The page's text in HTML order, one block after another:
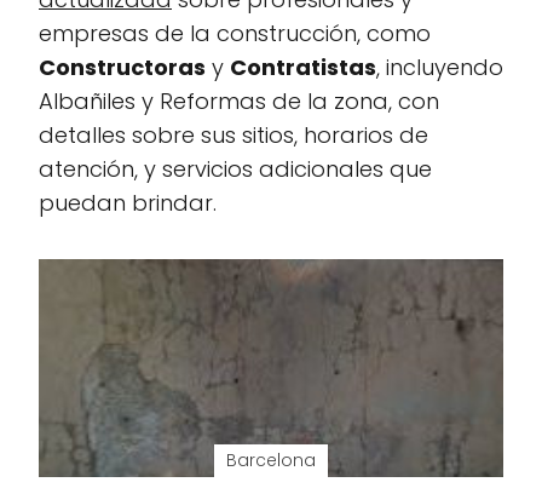
empresas de la construcción, como
Constructoras y Contratistas, incluyendo
Albañiles y Reformas de la zona, con
detalles sobre sus sitios, horarios de
atención, y servicios adicionales que
puedan brindar.
Barcelona